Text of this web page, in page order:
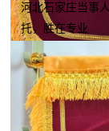
河北石家庄当事
托，胜在专业